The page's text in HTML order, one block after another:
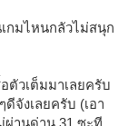
กมไหนกลัวไม่สนุก
ตัวเต็มมาเลยครับ
จังเลยครับ (เอา
ผ่านด่าน 31 ซะที